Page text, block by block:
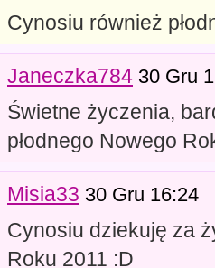
Cynosiu również
Janeczka784 30 Gru
Świetne życzenia,
płodnego Nowego
Misia33 30 Gru 16:24
Cynosiu dziekuję za
Roku 2011 :D